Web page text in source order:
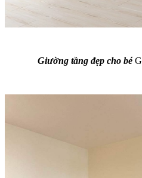
Giường tầng đẹp cho bé